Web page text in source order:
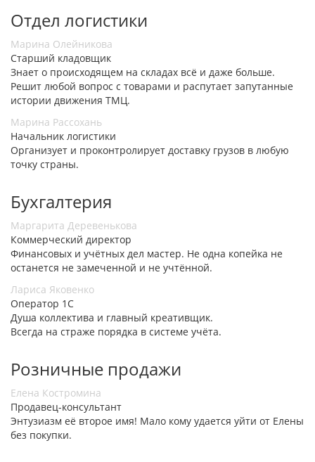
Отдел логистики
Марина Олейникова
Старший кладовщик
Знает о происходящем на складах всё и даже больше.
Решит любой вопрос с товарами и распутает запутанные
истории движения ТМЦ.
Марина Рассохань
Начальник логистики
Организует и проконтролирует доставку грузов в любую
точку страны.
Бухгалтерия
Маргарита Деревенькова
Коммерческий директор
Финансовых и учётных дел мастер. Не одна копейка не
останется не замеченной и не учтённой.
Лариса Яковенко
Оператор 1С
Душа коллектива и главный креативщик.
Всегда на страже порядка в системе учёта.
Розничные продажи
Елена Костромина
Продавец-консультант
Энтузиазм её второе имя! Мало кому удается уйти от Елены
без покупки.